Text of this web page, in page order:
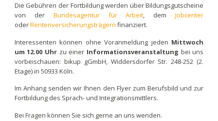
Die Gebühren der Fortbildung werden über Bildungsgutscheine
von der Bundesagentur für Arbeit, demJobcenter
oderRentenversicherungsträgern finanziert.
Interessenten können ohne Voranmeldung jeden Mittwoch
um 12.00 Uhr zu einer Informationsveranstaltung bei uns
vorbeischauen: bikup gGmbH, Widdersdorfer Str. 248-252 (2.
Etage) in 50933 Köln.
Im Anhang senden wir Ihnen den Flyer zum Berufsbild und zur
Fortbildung des Sprach- und Integrationsmittlers.
Bei Fragen können Sie sich gerne an uns wenden.